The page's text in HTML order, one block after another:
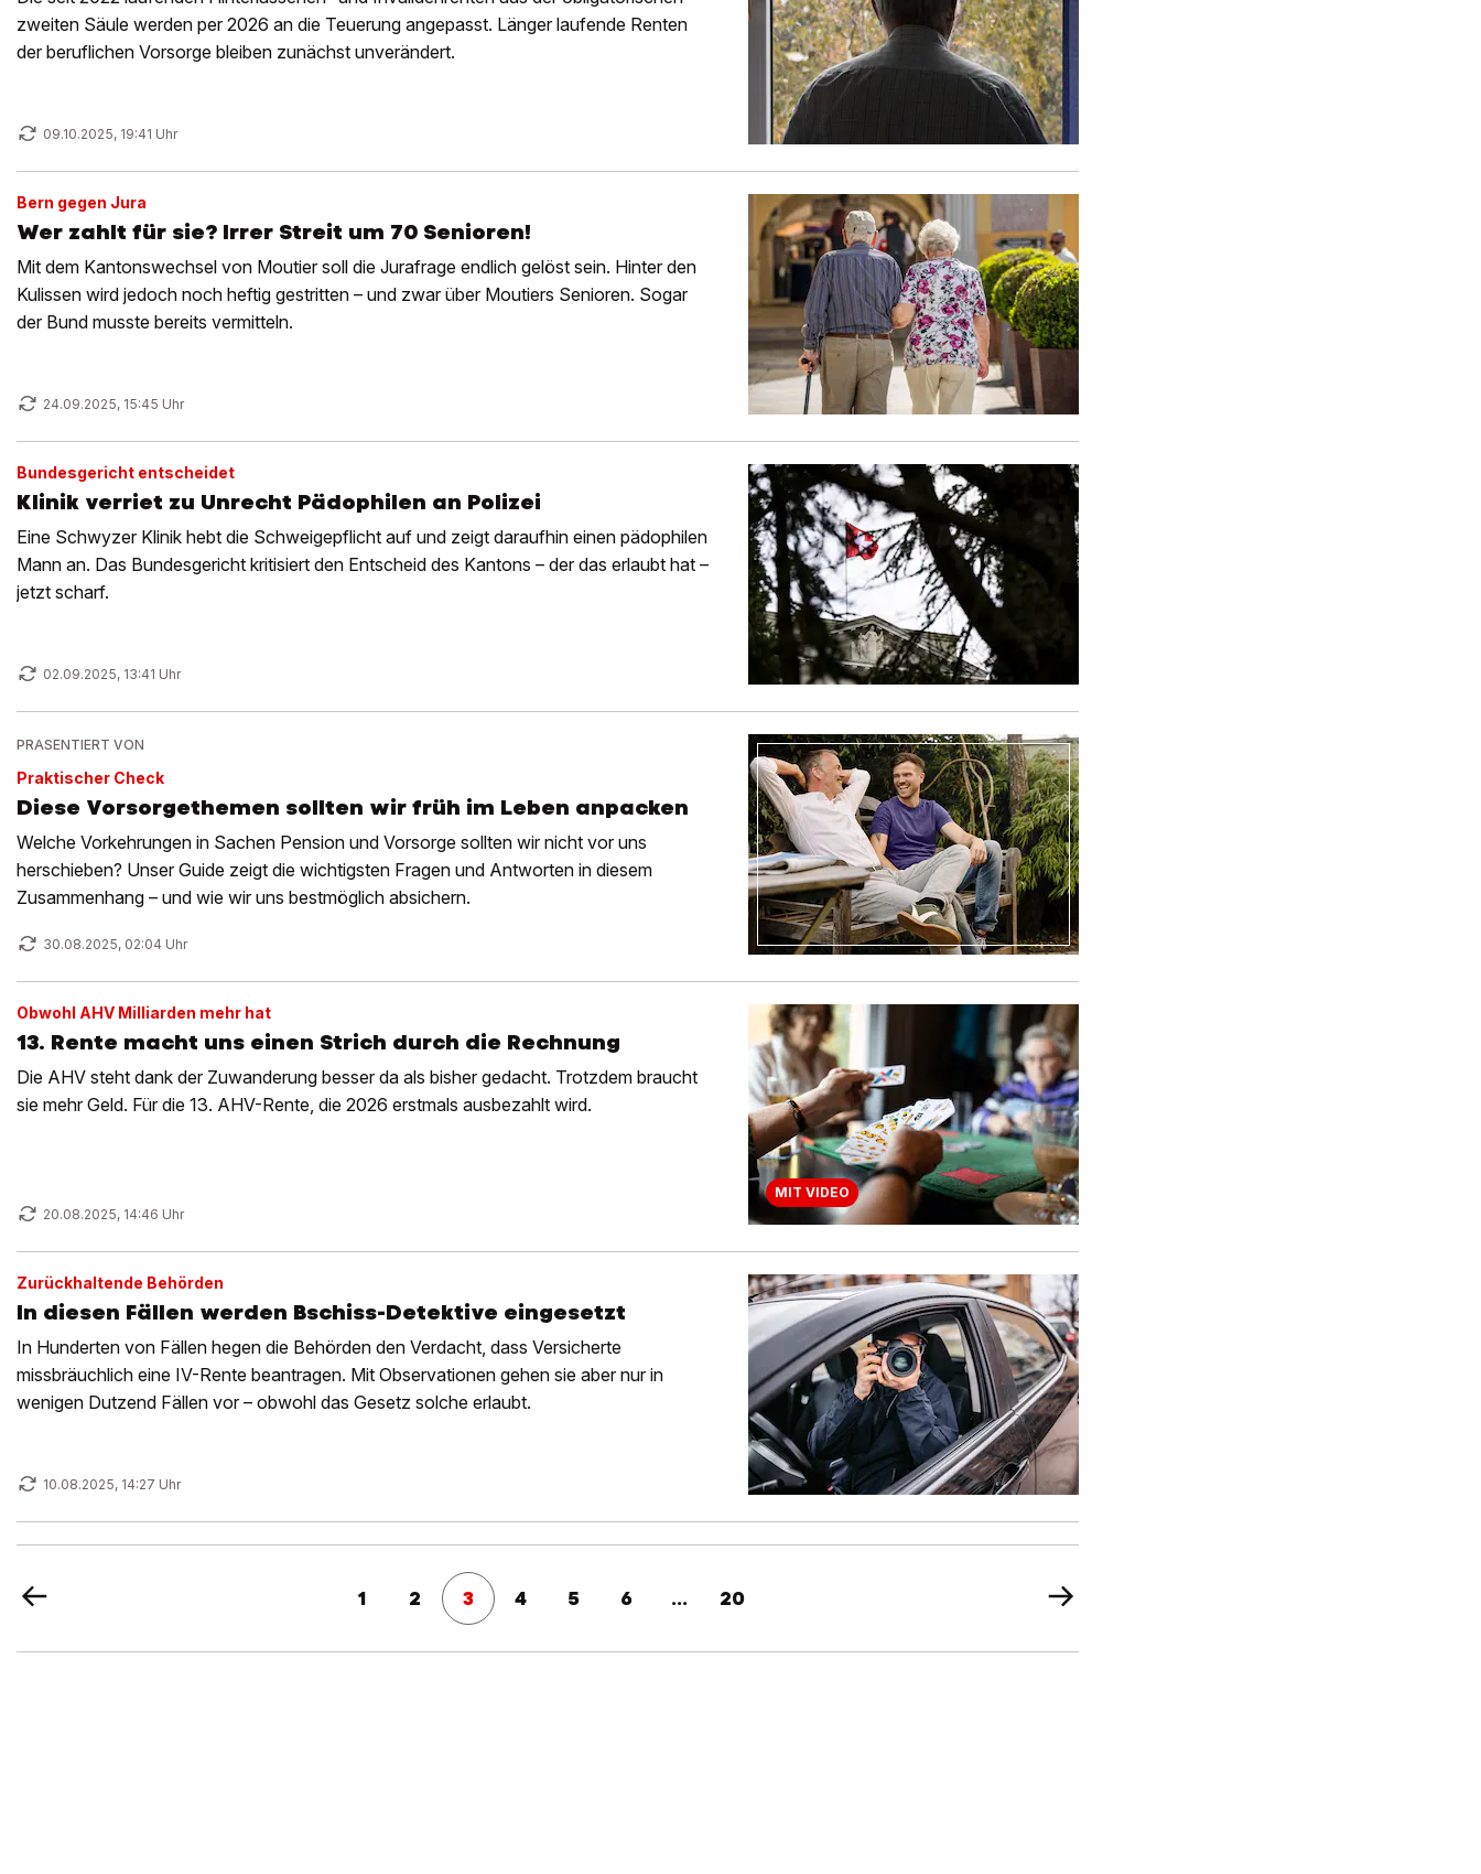
zweiten Säule werden per 2026 an die Teuerung angepasst. Länger laufende Renten
der beruflichen Vorsorge bleiben zunächst unverändert.
09.10.2025, 19:41 Uhr
Bern gegen Jura
Wer zahlt für sie? Irrer Streit um 70 Senioren!
Mit dem Kantonswechsel von Moutier soll die Jurafrage endlich gelöst sein. Hinter den
Kulissen wird jedoch noch heftig gestritten – und zwar über Moutiers Senioren. Sogar
der Bund musste bereits vermitteln.
24.09.2025, 15:45 Uhr
Bundesgericht entscheidet
Klinik verriet zu Unrecht Pädophilen an Polizei
Eine Schwyzer Klinik hebt die Schweigepflicht auf und zeigt daraufhin einen pädophilen
Mann an. Das Bundesgericht kritisiert den Entscheid des Kantons – der das erlaubt hat –
jetzt scharf.
02.09.2025, 13:41 Uhr
PRÄSENTIERT VON
Praktischer Check
Diese Vorsorgethemen sollten wir früh im Leben anpacken
Welche Vorkehrungen in Sachen Pension und Vorsorge sollten wir nicht vor uns
herschieben? Unser Guide zeigt die wichtigsten Fragen und Antworten in diesem
Zusammenhang – und wie wir uns bestmöglich absichern.
30.08.2025, 02:04 Uhr
Obwohl AHV Milliarden mehr hat
13. Rente macht uns einen Strich durch die Rechnung
Die AHV steht dank der Zuwanderung besser da als bisher gedacht. Trotzdem braucht
sie mehr Geld. Für die 13. AHV-Rente, die 2026 erstmals ausbezahlt wird.
20.08.2025, 14:46 Uhr
MIT VIDEO
Zurückhaltende Behörden
In diesen Fällen werden Bschiss-Detektive eingesetzt
In Hunderten von Fällen hegen die Behörden den Verdacht, dass Versicherte
missbräuchlich eine IV-Rente beantragen. Mit Observationen gehen sie aber nur in
wenigen Dutzend Fällen vor – obwohl das Gesetz solche erlaubt.
10.08.2025, 14:27 Uhr
1 2 3 4 5 6 ... 20